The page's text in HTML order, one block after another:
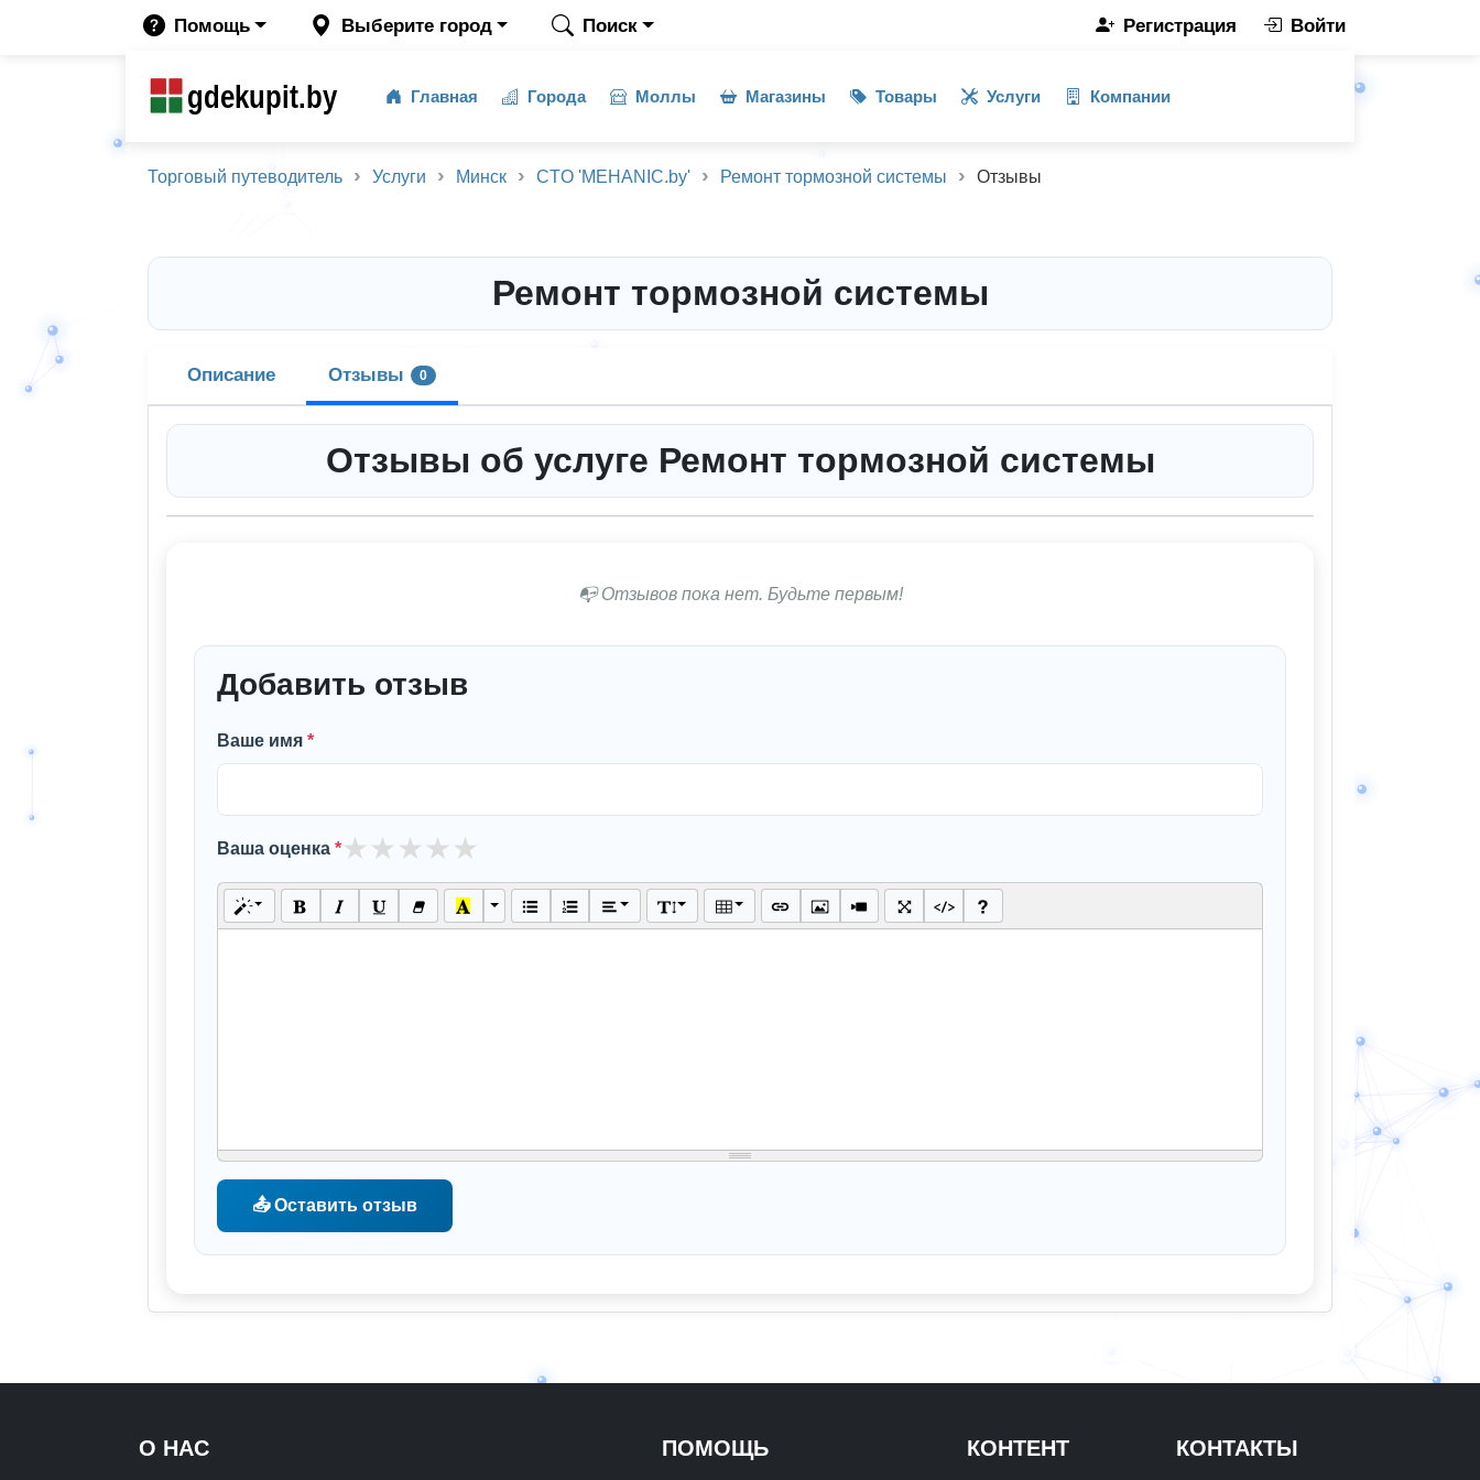
Помощь Выберите город Поиск Регистрация Войти
gdekupit.by Главная Города Моллы Магазины Товары Услуги Компании
Торговый путеводитель Услуги Минск CTO 'MEHANIC.by' Ремонт тормозной системы Отзывы
Ремонт тормозной системы
Описание Отзывы 0
Отзывы об услуге Ремонт тормозной системы
📭 Отзывов пока нет. Будьте первым!
Добавить отзыв
Ваше имя *
Ваша оценка *★★★★★
📤 Оставить отзыв
О НАС ПОМОЩЬ КОНТЕНТ КОНТАКТЫ